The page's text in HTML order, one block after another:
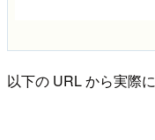
以下の URL から実際に